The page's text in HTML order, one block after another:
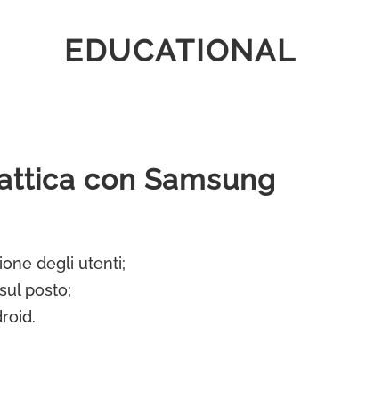
EDUCATIONAL
con Samsung
degli utenti;
posto;